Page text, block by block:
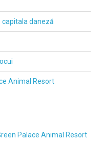
capitala daneză
Animal Resort
Palace Animal Resort